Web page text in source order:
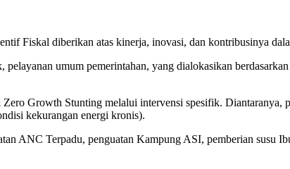
Fiskal diberikan atas kinerja, inovasi, dan kontribusinya
umum pemerintahan, yang dialokasikan
Growth Stunting melalui intervensi spesifik. Diantaranya,
kekurangan energi kronis).
ANC Terpadu, penguatan Kampung ASI, pemberian susu